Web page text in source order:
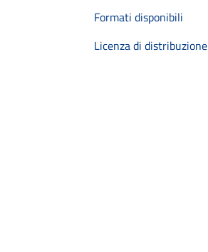
Formati disponibili
Licenza di distribuzione